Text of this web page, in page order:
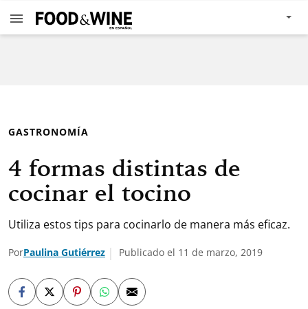
GASTRONOMÍA
4 formas distintas de
cocinar el tocino
Utiliza estos tips para cocinarlo de manera más eficaz.
PorPaulina Gutiérrez Publicado el 11 de marzo, 2019